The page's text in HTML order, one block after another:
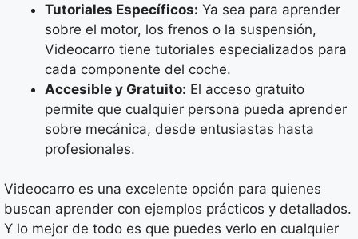
Tutoriales Específicos: Ya sea para aprender
sobre el motor, los frenos o la suspensión,
Videocarro tiene tutoriales especializados para
cada componente del coche.
Accesible y Gratuito: El acceso gratuito
permite que cualquier persona pueda aprender
sobre mecánica, desde entusiastas hasta
profesionales.
Videocarro es una excelente opción para quienes
buscan aprender con ejemplos prácticos y detallados.
Y lo mejor de todo es que puedes verlo en cualquier